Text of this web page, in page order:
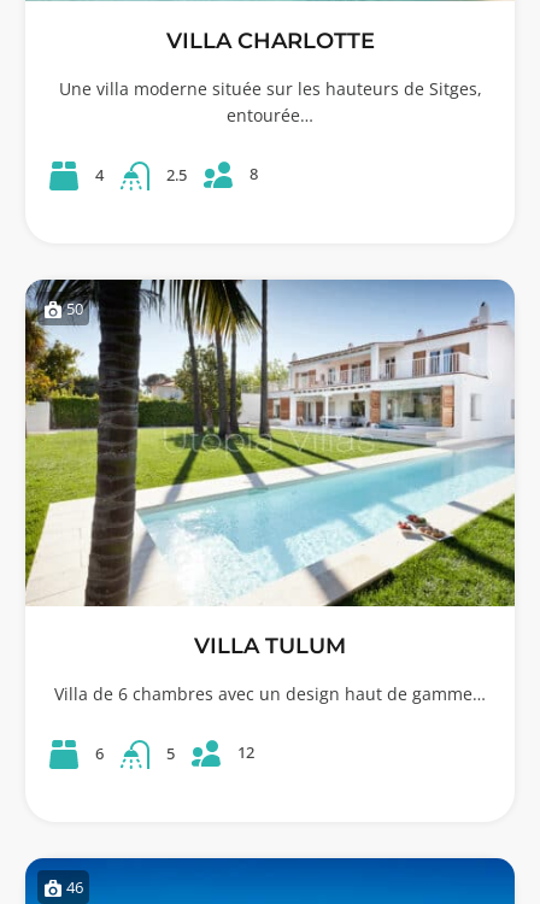
VILLA CHARLOTTE
Une villa moderne située sur les hauteurs de Sitges,
entourée…
4 2.5 8
50
VILLA TULUM
Villa de 6 chambres avec un design haut de gamme…
6 5 12
46